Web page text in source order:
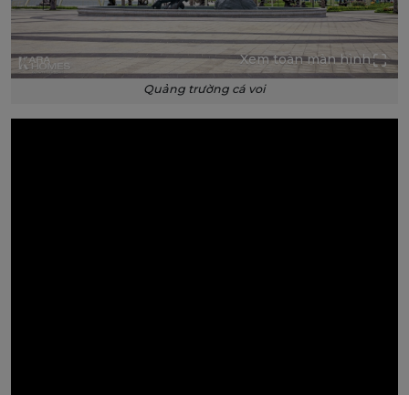
Xem toàn màn hình
Quảng trường cá voi